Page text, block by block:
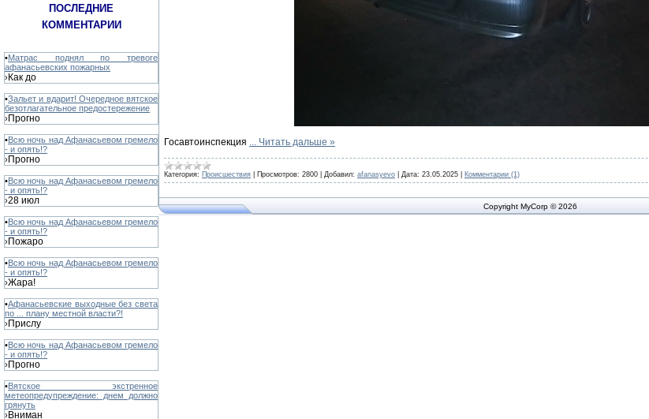
ПОСЛЕДНИЕ
КОММЕНТАРИИ
•Матрас поднял по тревоге
афанасьевских пожарных
›Как до
•Зальет и вдарит! Очередное вятское
безотлагательное предостережение
›Прогно
•Всю ночь над Афанасьевом гремело
- и опять!?
›Прогно
•Всю ночь над Афанасьевом гремело
- и опять!?
›28 июл
•Всю ночь над Афанасьевом гремело
- и опять!?
›Пожаро
•Всю ночь над Афанасьевом гремело
- и опять!?
›Жара!
•Афанасьевские выходные без света
по ... плану местной власти?!
›Прислу
•Всю ночь над Афанасьевом гремело
- и опять!?
›Прогно
•Вятское экстренное
метеопредупреждение: днем должно
грянуть
›Вниман
Госавтоинспекция Читать дальше »
Категория: Происшествия Просмотров: 2800 Добавил: afanasyevo Дата: 23.05.2025 Комментарии (1)
Copyright MyCorp © 2026